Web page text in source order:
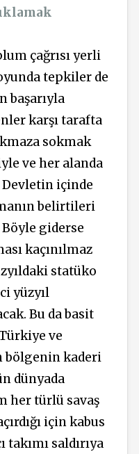
çağrısı yerli
tepkiler de
başarıyla
karşı tarafta
sokmak
ve her alanda
içinde
belirtileri
giderse
kaçınılmaz
statüko
yüzyıl
Bu da basit
ve
bölgenin kaderi
dünyada
her türlü savaş
için kabus
saldırıya